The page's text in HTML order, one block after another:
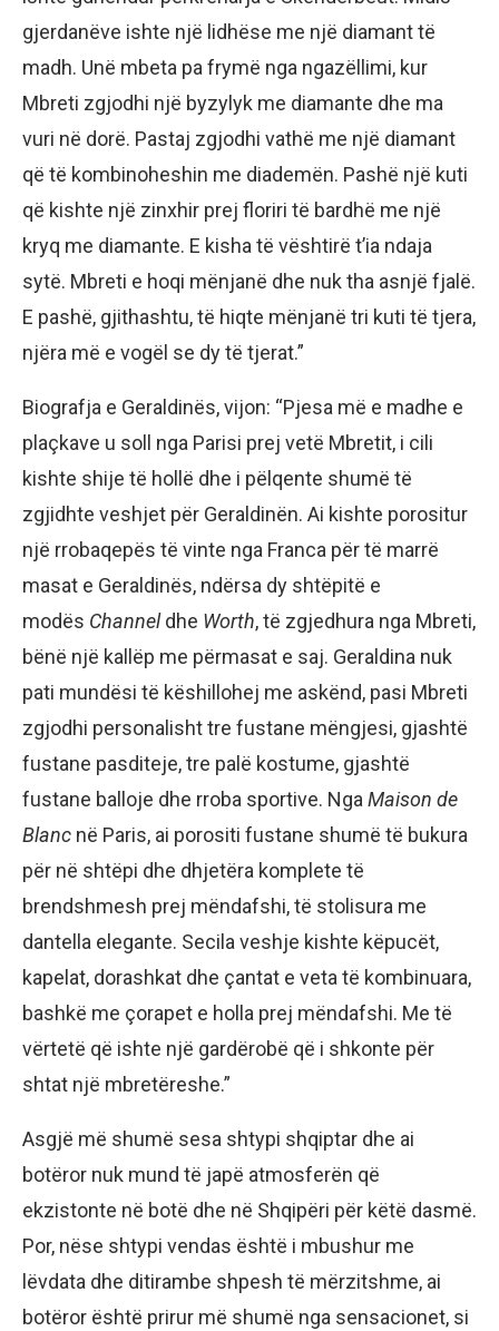
gjerdanëve ishte një lidhëse me një diamant të
madh. Unë mbeta pa frymë nga ngazëllimi, kur
Mbreti zgjodhi një byzylyk me diamante dhe ma
vuri në dorë. Pastaj zgjodhi vathë me një diamant
që të kombinoheshin me diademën. Pashë një kuti
që kishte një zinxhir prej floriri të bardhë me një
kryq me diamante. E kisha të vështirë t’ia ndaja
sytë. Mbreti e hoqi mënjanë dhe nuk tha asnjë fjalë.
E pashë, gjithashtu, të hiqte mënjanë tri kuti të tjera,
njëra më e vogël se dy të tjerat.”
Biografja e Geraldinës, vijon: “Pjesa më e madhe e
plaçkave u soll nga Parisi prej vetë Mbretit, i cili
kishte shije të hollë dhe i pëlqente shumë të
zgjidhte veshjet për Geraldinën. Ai kishte porositur
një rrobaqepës të vinte nga Franca për të marrë
masat e Geraldinës, ndërsa dy shtëpitë e
modës Channeldhe Worth, të zgjedhura nga Mbreti,
bënë një kallëp me përmasat e saj. Geraldina nuk
pati mundësi të këshillohej me askënd, pasi Mbreti
zgjodhi personalisht tre fustane mëngjesi, gjashtë
fustane pasditeje, tre palë kostume, gjashtë
fustane balloje dhe rroba sportive. Nga Maison de
Blanc në Paris, ai porositi fustane shumë të bukura
për në shtëpi dhe dhjetëra komplete të
brendshmesh prej mëndafshi, të stolisura me
dantella elegante. Secila veshje kishte këpucët,
kapelat, dorashkat dhe çantat e veta të kombinuara,
bashkë me çorapet e holla prej mëndafshi. Me të
vërtetë që ishte një gardërobë që i shkonte për
shtat një mbretëreshe.”
Asgjë më shumë sesa shtypi shqiptar dhe ai
botëror nuk mund të japë atmosferën që
ekzistonte në botë dhe në Shqipëri për këtë dasmë.
Por, nëse shtypi vendas është i mbushur me
lëvdata dhe ditirambe shpesh të mërzitshme, ai
botëror është prirur më shumë nga sensacionet, si